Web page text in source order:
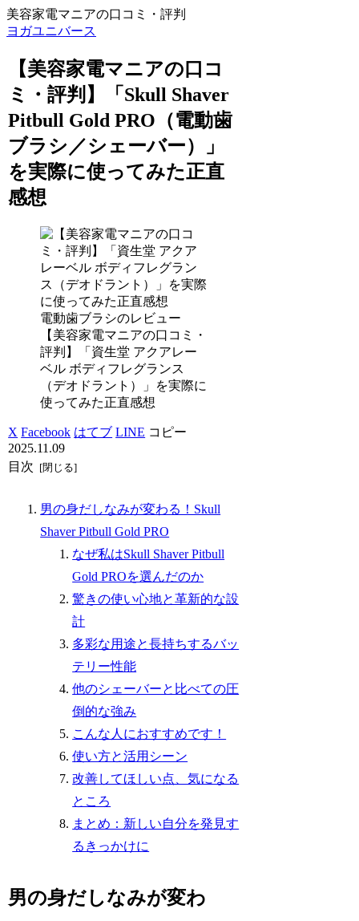
美容家電マニアの口コミ・評判
ヨガユニバース
【美容家電マニアの口コ
ミ・評判】「Skull Shaver
Pitbull Gold PRO（電動歯
ブラシ／シェーバー）」
を実際に使ってみた正直
感想
電動歯ブラシのレビュー
【美容家電マニアの口コミ・
評判】「資生堂 アクアレー
ベル ボディフレグランス
（デオドラント）」を実際に
使ってみた正直感想
X Facebook はてブ LINE コピー
2025.11.09
目次
男の身だしなみが変わる！Skull
Shaver Pitbull Gold PRO
なぜ私はSkull Shaver Pitbull
Gold PROを選んだのか
驚きの使い心地と革新的な設
計
多彩な用途と長持ちするバッ
テリー性能
他のシェーバーと比べての圧
倒的な強み
こんな人におすすめです！
使い方と活用シーン
改善してほしい点、気になる
ところ
まとめ：新しい自分を発見す
るきっかけに
男の身だしなみが変わ